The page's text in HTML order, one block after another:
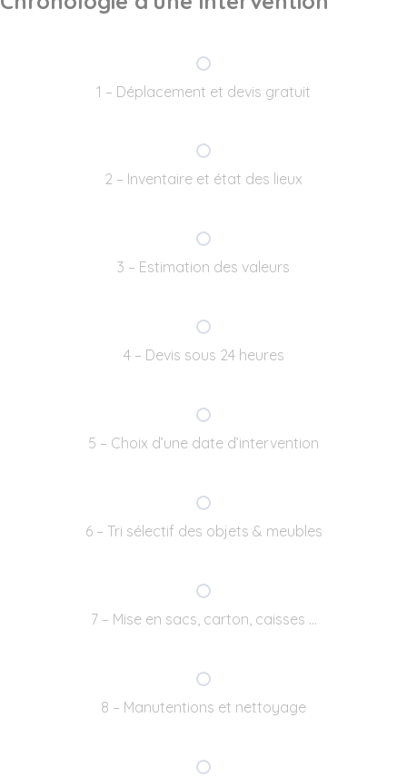
1 – Déplacement et devis gratuit
2 – Inventaire et état des lieux
3 – Estimation des valeurs
4 – Devis sous 24 heures
5 – Choix d’une date d’intervention
6 – Tri sélectif des objets & meubles
7 – Mise en sacs, carton, caisses …
8 – Manutentions et nettoyage